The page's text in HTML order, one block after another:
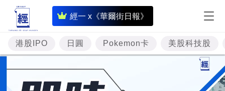
經一 x《華爾街日報》
即
時
財
經
專
題
港股IPO 日圓 Pokemon卡 美股科技股